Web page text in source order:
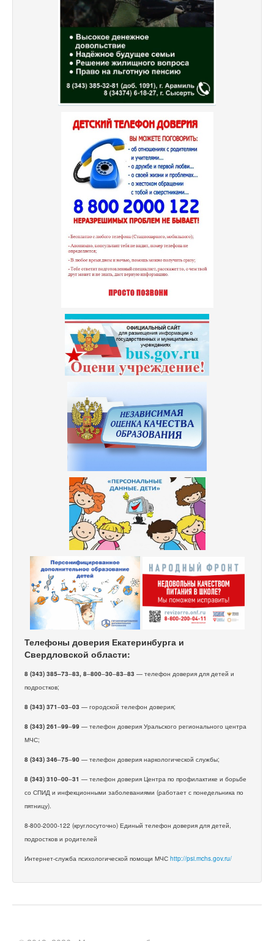
Телефоны доверия Екатеринбурга и
Свердловской области:
8 (343) 385–73–83, 8–800–30–83–83 — телефон доверия для детей и
подростков;
8 (343) 371–03–03 — городской телефон доверия;
8 (343) 261–99–99 — телефон доверия Уральского регионального центра
МЧС;
8 (343) 346–75–90 — телефон доверия наркологической службы;
8 (343) 310–00–31 — телефон доверия Центра по профилактике и борьбе
со СПИД и инфекционными заболеваниями (работает с понедельника по
пятницу).
8-800-2000-122 (круглосуточно) Единый телефон доверия для детей,
подростков и родителей
Интернет-служба психологической помощи МЧС http://psi.mchs.gov.ru/